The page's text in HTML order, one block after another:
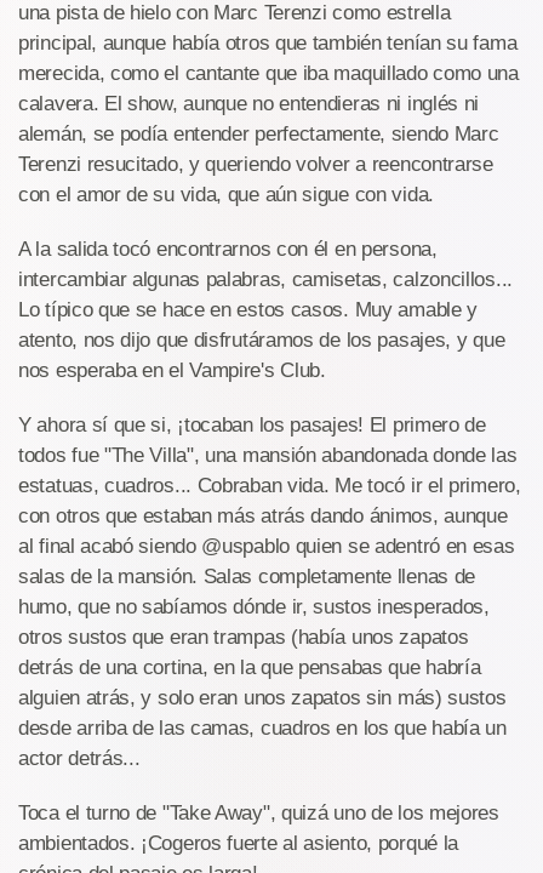
una pista de hielo con Marc Terenzi como estrella
principal, aunque había otros que también tenían su fama
merecida, como el cantante que iba maquillado como una
calavera. El show, aunque no entendieras ni inglés ni
alemán, se podía entender perfectamente, siendo Marc
Terenzi resucitado, y queriendo volver a reencontrarse
con el amor de su vida, que aún sigue con vida.
A la salida tocó encontrarnos con él en persona,
intercambiar algunas palabras, camisetas, calzoncillos...
Lo típico que se hace en estos casos. Muy amable y
atento, nos dijo que disfrutáramos de los pasajes, y que
nos esperaba en el Vampire's Club.
Y ahora sí que si, ¡tocaban los pasajes! El primero de
todos fue "The Villa", una mansión abandonada donde las
estatuas, cuadros... Cobraban vida. Me tocó ir el primero,
con otros que estaban más atrás dando ánimos, aunque
al final acabó siendo @uspablo quien se adentró en esas
salas de la mansión. Salas completamente llenas de
humo, que no sabíamos dónde ir, sustos inesperados,
otros sustos que eran trampas (había unos zapatos
detrás de una cortina, en la que pensabas que habría
alguien atrás, y solo eran unos zapatos sin más) sustos
desde arriba de las camas, cuadros en los que había un
actor detrás...
Toca el turno de "Take Away", quizá uno de los mejores
ambientados. ¡Cogeros fuerte al asiento, porqué la